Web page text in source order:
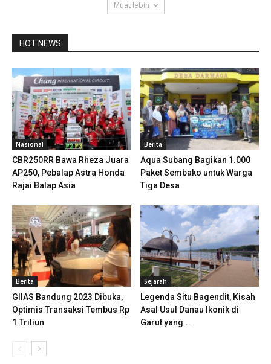
Muat lebih
HOT NEWS
Nasional
CBR250RR Bawa Rheza Juara
AP250, Pebalap Astra Honda
Rajai Balap Asia
Berita
Aqua Subang Bagikan 1.000
Paket Sembako untuk Warga
Tiga Desa
Berita
GIIAS Bandung 2023 Dibuka,
Optimis Transaksi Tembus Rp
1 Triliun
Sejarah
Legenda Situ Bagendit, Kisah
Asal Usul Danau Ikonik di
Garut yang...